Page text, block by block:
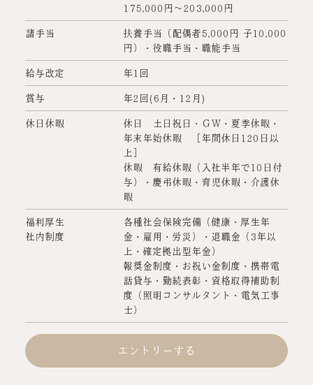
175,000円～203,000円
諸手当
扶養手当（配偶者5,000円 子10,000
円）・役職手当・職能手当
給与改定 年1回
賞与 年2回(6月・12月)
休日休暇
休日 土日祝日・ＧＷ・夏季休暇・
年末年始休暇 ［年間休日120日以
上］
休暇 有給休暇（入社半年で10日付
与）・慶弔休暇・育児休暇・介護休
暇
福利厚生
社内制度
各種社会保険完備（健康・厚生年
金・雇用・労災）・退職金（3年以
上・確定拠出型年金）
報奨金制度・お祝い金制度・携帯電
話貸与・勤続表彰・資格取得補助制
度（照明コンサルタント・電気工事
士）
エントリーする